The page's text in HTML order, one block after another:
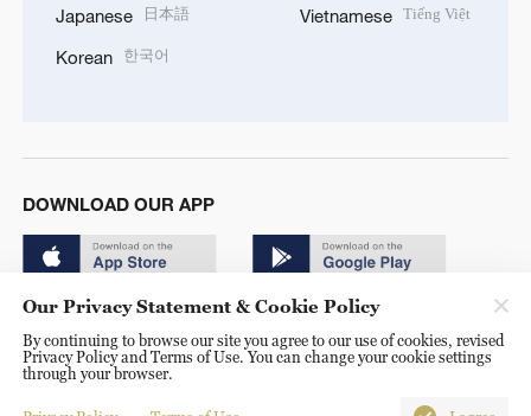
Japanese 日本語
Korean 한국어
Vietnamese Tiếng Việt
DOWNLOAD OUR APP
© China Radio International.CRI. All Rights Reserved. 16A
Shijingshan Road, Beijing, China. 100040
Our Privacy Statement & Cookie Policy
By continuing to browse our site you agree to our use of cookies, revised
Privacy Policy and Terms of Use. You can change your cookie settings
through your browser.